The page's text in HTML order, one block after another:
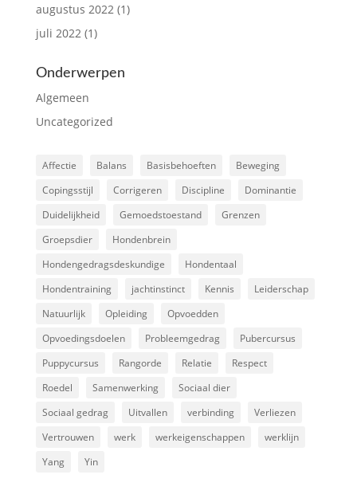
augustus 2022(1)
juli 2022(1)
Onderwerpen
Algemeen
Uncategorized
Affectie Balans Basisbehoeften
Beweging
Copingsstijl
Corrigeren Discipline
Dominantie
Duidelijkheid
Gemoedstoestand
Grenzen
Groepsdier
Hondenbrein
Hondengedragsdeskundige
Hondentaal
Hondentraining
jachtinstinct Kennis
Leiderschap
Natuurlijk
Opleiding
Opvoedden
Opvoedingsdoelen
Probleemgedrag
Pubercursus
Puppycursus
Rangorde Relatie
Respect
Roedel
Samenwerking
Sociaal dier
Sociaal gedrag
Uitvallen verbinding
Verliezen
Vertrouwen
werk werkeigenschappen
werklijn
Yang
Yin